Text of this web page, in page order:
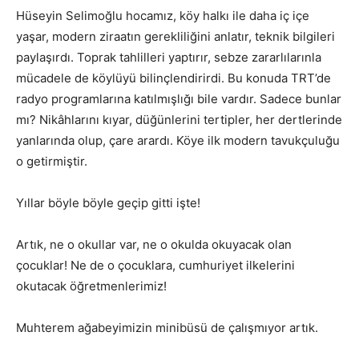
Hüseyin Selimoğlu hocamız, köy halkı ile daha iç içe
yaşar, modern ziraatın gerekliliğini anlatır, teknik bilgileri
paylaşırdı. Toprak tahlilleri yaptırır, sebze zararlılarınla
mücadele de köylüyü bilinçlendirirdi. Bu konuda TRT’de
radyo programlarına katılmışlığı bile vardır. Sadece bunlar
mı? Nikâhlarını kıyar, düğünlerini tertipler, her dertlerinde
yanlarında olup, çare arardı. Köye ilk modern tavukçuluğu
o getirmiştir.
Yıllar böyle böyle geçip gitti işte!
Artık, ne o okullar var, ne o okulda okuyacak olan
çocuklar! Ne de o çocuklara, cumhuriyet ilkelerini
okutacak öğretmenlerimiz!
Muhterem ağabeyimizin minibüsü de çalışmıyor artık.